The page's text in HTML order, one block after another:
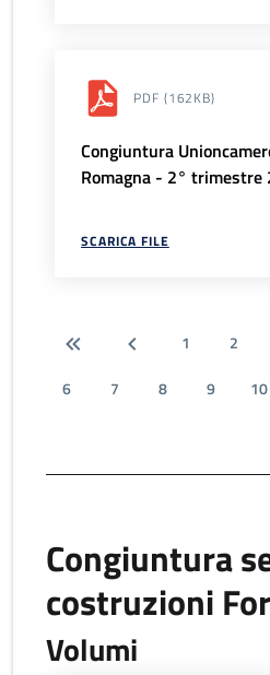
PDF (162KB)
Congiuntura
Romagna - 2° trimestre
SCARICA FILE
1 2
6
7 8 9 10
Congiuntura
costruzioni
Volumi